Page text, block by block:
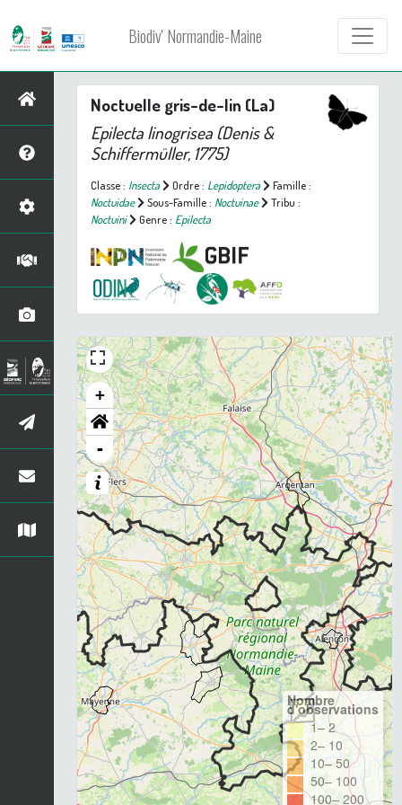
Biodiv' Normandie-Maine
Noctuelle gris-de-lin (La)
Epilecta linogrisea (Denis &
Schiffermüller, 1775)
Classe : Insecta Ordre : Lepidoptera
Famille :
Noctuidae
Sous-Famille : Noctuinae
Tribu :
Noctuini
Genre : Epilecta
+
-
Nombre
d'observations
1– 2
2– 10
10– 50
50– 100
100– 200